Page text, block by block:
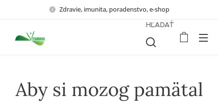
Zdravie, imunita, poradenstvo, e-shop
HĽADAŤ
Aby si mozog pamätal